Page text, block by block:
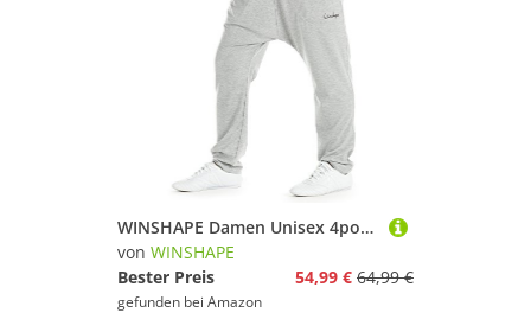
WINSHAPE Damen Unisex 4pocket Pants Wh13 Trainingshose, Grey Melange, S EU
von WINSHAPE
Bester Preis
54,99 € 64,99 €
gefunden bei Amazon